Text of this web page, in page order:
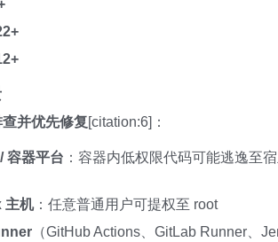
并优先修复[citation:6]：
容器平台 ：容器内低权限代码可能逃逸至
主机：任意普通用户可提权至 root
（GitHub Actions、GitLab Runner、